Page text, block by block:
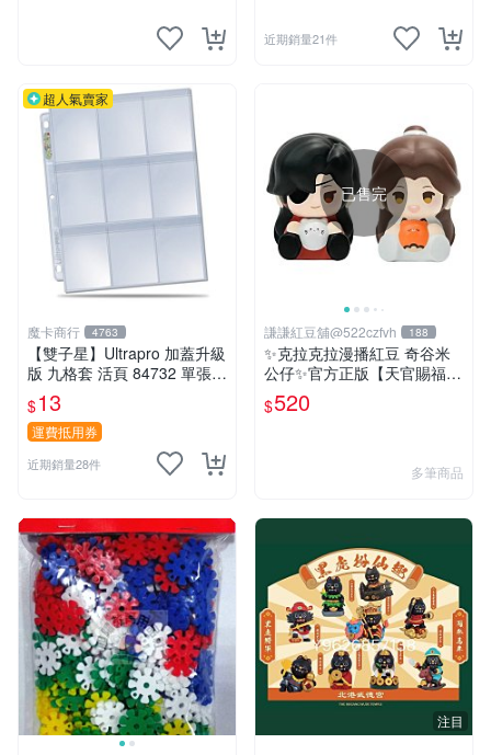
近期銷量21件
超人氣賣家
魔卡商行 4763
【雙子星】Ultrapro 加蓋升級
版 九格套 活頁 84732 單張寄
出 內頁 9格
$13
運費抵用券
近期銷量28件
已售完
謙謙紅豆舖@522czfvh 188
✨克拉克拉漫播紅豆 奇谷米
公仔✨官方正版【天官賜福】
動畫 周邊 慢回彈公仔捏捏樂
$520
多筆商品
注目